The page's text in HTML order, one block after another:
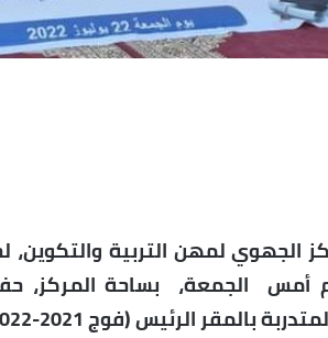
الجهوي لمهن التربية والتكوين،
الجمعة، بساحة المركز،
الرئيس (فوج 2021-2022) وفوج 2020-2022 للأطر الإدارة التربوية.